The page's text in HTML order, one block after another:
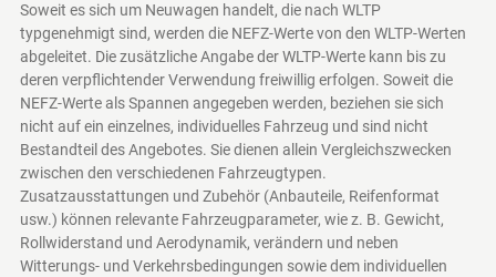
Soweit es sich um Neuwagen handelt, die nach WLTP
typgenehmigt sind, werden die NEFZ-Werte von den WLTP-Werten
abgeleitet. Die zusätzliche Angabe der WLTP-Werte kann bis zu
deren verpflichtender Verwendung freiwillig erfolgen. Soweit die
NEFZ-Werte als Spannen angegeben werden, beziehen sie sich
nicht auf ein einzelnes, individuelles Fahrzeug und sind nicht
Bestandteil des Angebotes. Sie dienen allein Vergleichszwecken
zwischen den verschiedenen Fahrzeugtypen.
Zusatzausstattungen und Zubehör (Anbauteile, Reifenformat
usw.) können relevante Fahrzeugparameter, wie z. B. Gewicht,
Rollwiderstand und Aerodynamik, verändern und neben
Witterungs- und Verkehrsbedingungen sowie dem individuellen